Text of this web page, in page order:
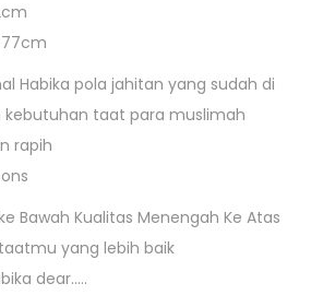
77cm
Habika pola jahitan yang sudah di
kebutuhan taat para muslimah
rapih
Bawah Kualitas Menengah Ke Atas
yang lebih baik
dear…..